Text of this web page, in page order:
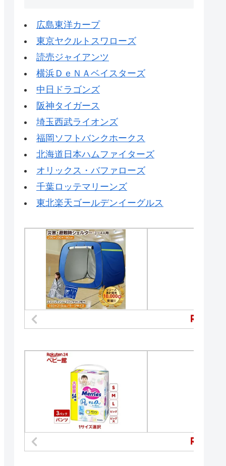
広島東洋カープ
東京ヤクルトスワローズ
読売ジャイアンツ
横浜ＤｅＮＡベイスターズ
中日ドラゴンズ
阪神タイガース
埼玉西武ライオンズ
福岡ソフトバンクホークス
北海道日本ハムファイターズ
オリックス・バファローズ
千葉ロッテマリーンズ
東北楽天ゴールデンイーグルス